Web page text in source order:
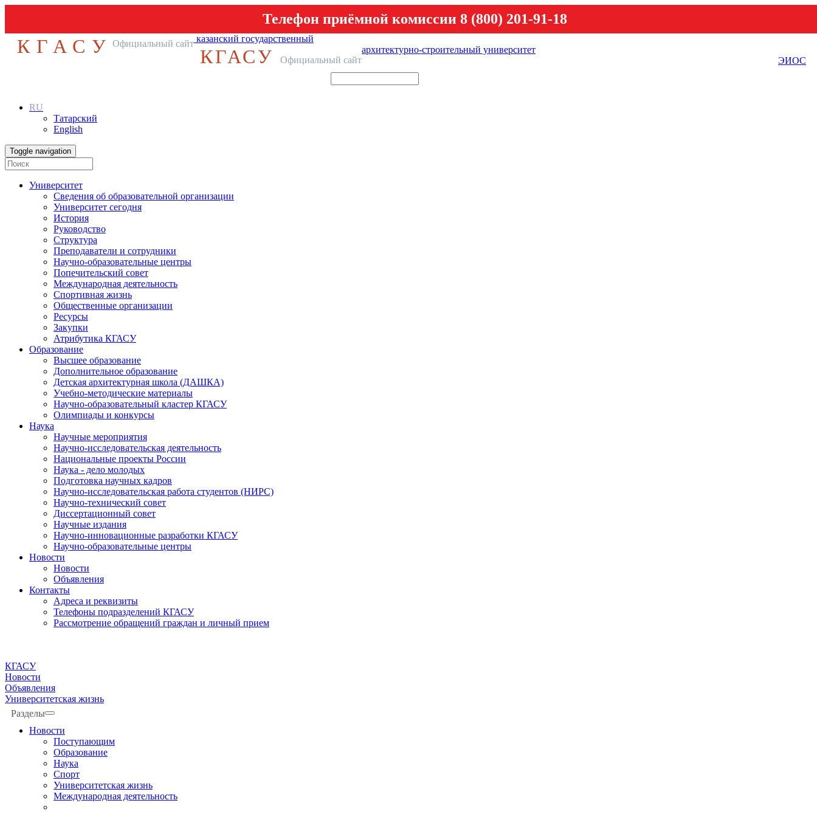
Телефон приёмной комиссии 8 (800) 201-91-18
КГАСУ Официальный сайт казанский государственный
архитектурно-строительный университет
КГАСУ Официальный сайт ЭИОС
RU
Татарский
English
Toggle navigation
Университет
Сведения об образовательной организации
Университет сегодня
История
Руководство
Структура
Преподаватели и сотрудники
Научно-образовательные центры
Попечительский совет
Международная деятельность
Спортивная жизнь
Общественные организации
Ресурсы
Закупки
Атрибутика КГАСУ
Образование
Высшее образование
Дополнительное образование
Детская архитектурная школа (ДАШКА)
Учебно-методические материалы
Научно-образовательный кластер КГАСУ
Олимпиады и конкурсы
Наука
Научные мероприятия
Научно-исследовательская деятельность
Национальные проекты России
Наука - дело молодых
Подготовка научных кадров
Научно-исследовательская работа студентов (НИРС)
Научно-технический совет
Диссертационный совет
Научные издания
Научно-инновационные разработки КГАСУ
Научно-образовательные центры
Новости
Новости
Объявления
Контакты
Адреса и реквизиты
Телефоны подразделений КГАСУ
Рассмотрение обращений граждан и личный прием
КГАСУ
Новости
Объявления
Университетская жизнь
Разделы
Новости
Поступающим
Образование
Наука
Спорт
Университетская жизнь
Международная деятельность